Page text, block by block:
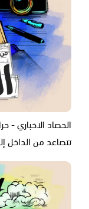
الحصاد الاخباري -
تتصاعد من الداخل إلى